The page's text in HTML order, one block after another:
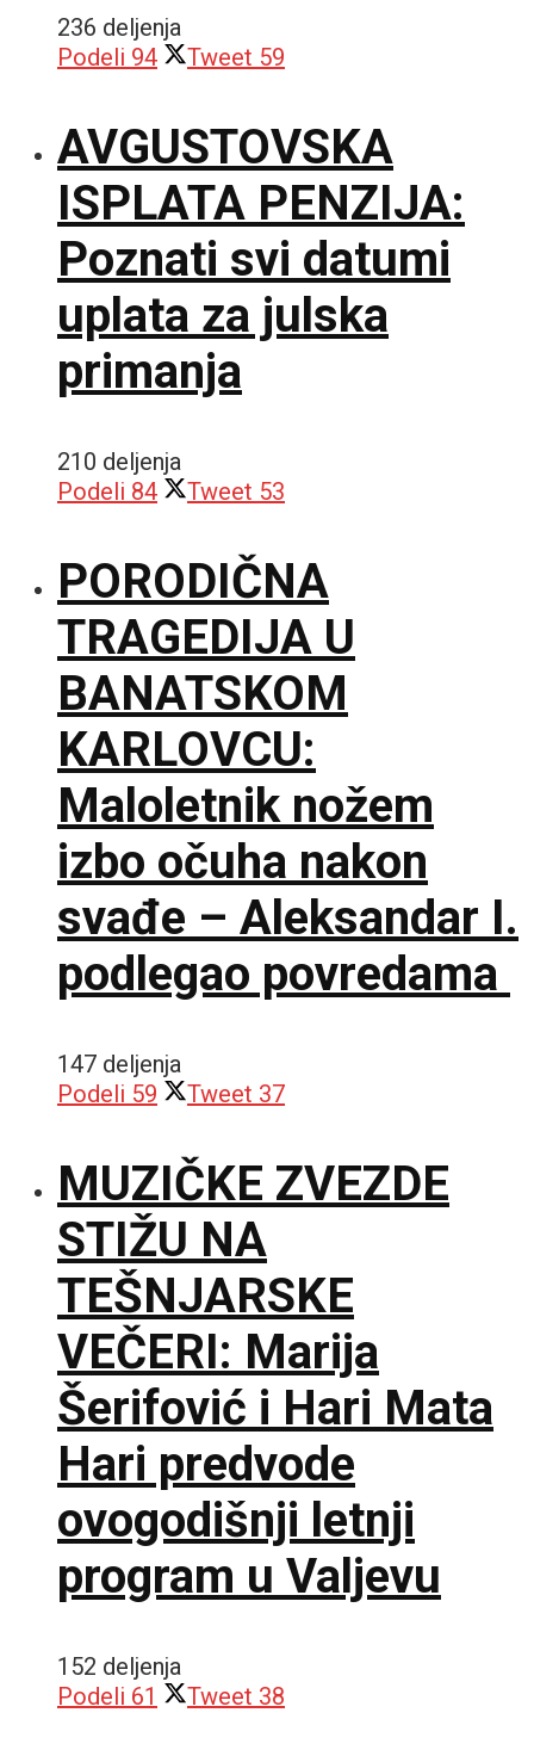
236 deljenja
Podeli 94 Tweet 59
AVGUSTOVSKA
ISPLATA PENZIJA:
Poznati svi datumi
uplata za julska
primanja
210 deljenja
Podeli 84 Tweet 53
PORODIČNA
TRAGEDIJA U
BANATSKOM
KARLOVCU:
Maloletnik nožem
izbo očuha nakon
svađe – Aleksandar I.
podlegao povredama
147 deljenja
Podeli 59 Tweet 37
MUZIČKE ZVEZDE
STIŽU NA
TEŠNJARSKE
VEČERI: Marija
Šerifović i Hari Mata
Hari predvode
ovogodišnji letnji
program u Valjevu
152 deljenja
Podeli 61 Tweet 38